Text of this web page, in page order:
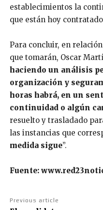
establecimientos la
que están hoy
Para concluir, en
que tomarán, Oscar
haciendo un análisis
organización y
horas habrá, en un
continuidad o algún
resuelto y trasladado
las instancias que
medida sigue”.
Fuente:
Previous article